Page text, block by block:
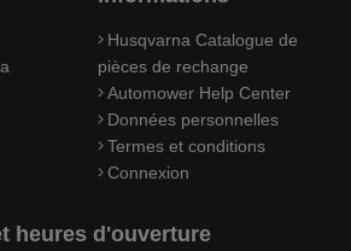
Husqvarna Catalogue de
pièces de rechange
Automower Help Center
Données personnelles
Termes et conditions
Connexion
heures d'ouverture